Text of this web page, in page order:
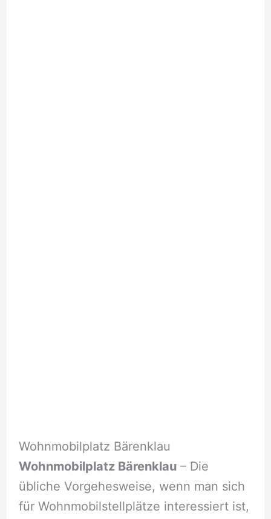
Wohnmobilplatz Bärenklau
Wohnmobilplatz Bärenklau– Die
übliche Vorgehesweise, wenn man sich
für Wohnmobilstellplätze interessiert ist,